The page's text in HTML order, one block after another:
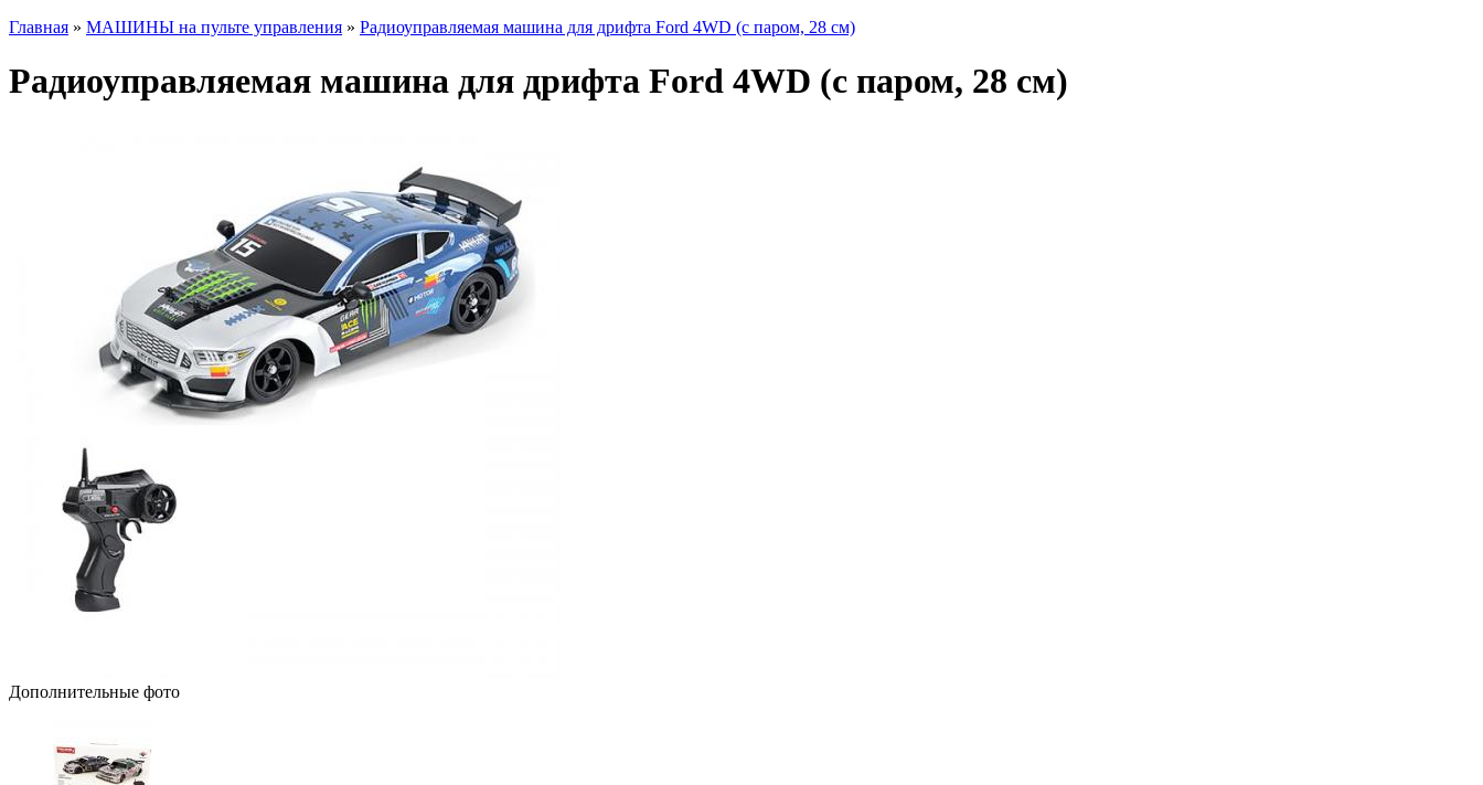
Главная » МАШИНЫ на пульте управления » Радиоуправляемая машина для дрифта Ford 4WD (с паром, 28 см)
Радиоуправляемая машина для дрифта Ford 4WD (с паром, 28 см)
Дополнительные фото